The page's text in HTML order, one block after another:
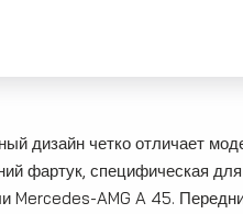
дизайн четко отличает
фартук, специфическая для
Mercedes-AMG A 45.